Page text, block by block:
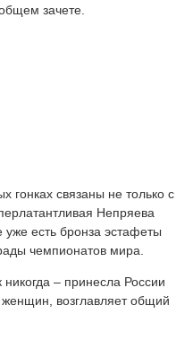
зачете.
гонках связаны не только с
Непряева
есть бронза эстафеты
чемпионатов мира.
– принесла России
возглавляет общий